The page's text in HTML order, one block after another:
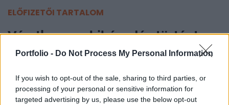
Portfolio - Do Not Process My Personal Information
If you wish to opt-out of the sale, sharing to third parties, or
processing of your personal or sensitive information for
targeted advertising by us, please use the below opt-out
ELŐFIZETŐI TARTALOM
Váratlan meghibásodás történt a
Paksi Atomerőműben
Portfolio
2025. június 02. 11:00